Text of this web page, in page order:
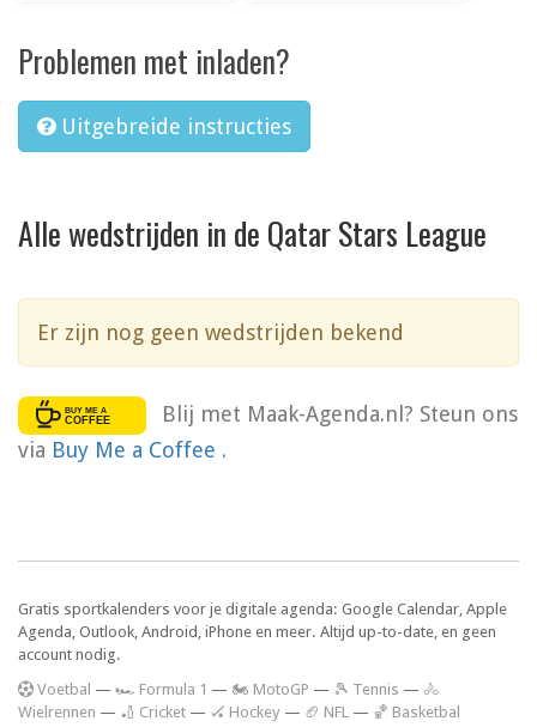
Problemen met inladen?
Uitgebreide instructies
Alle wedstrijden in de Qatar Stars League
Er zijn nog geen wedstrijden bekend
Blij met Maak-Agenda.nl? Steun ons
via Buy Me a Coffee .
Gratis sportkalenders voor je digitale agenda: Google Calendar, Apple
Agenda, Outlook, Android, iPhone en meer. Altijd up-to-date, en geen
account nodig.
Voetbal — 🏎️ Formula 1 — 🏍 MotoGP — 🎾 Tennis — 🚴
Wielrennen — 🏏 Cricket — 🏑 Hockey — 🏈 NFL — 🏀 Basketbal